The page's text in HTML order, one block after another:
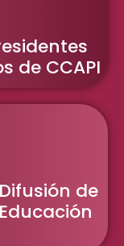
de CCAPI
de